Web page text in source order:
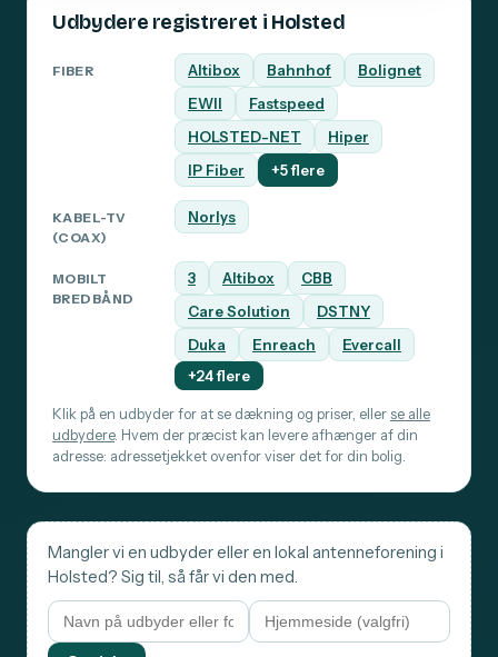
Udbydere registreret i Holsted
FIBER Altibox Bahnhof
Bolignet
EWII
Fastspeed
HOLSTED-NET
Hiper
IP Fiber
+5 flere
KABEL-TV
(COAX)
Norlys
MOBILT
BREDBÅND
3 Altibox
CBB
Care Solution
DSTNY
Duka
Enreach
Evercall
+24 flere
Klik på en udbyder for at se dækning og priser, eller se alle
udbydere. Hvem der præcist kan levere afhænger af din
adresse: adressetjekket ovenfor viser det for din bolig.
Mangler vi en udbyder eller en lokal antenneforening i
Holsted? Sig til, så får vi den med.